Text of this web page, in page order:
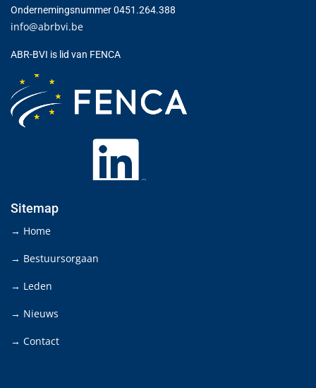
Ondernemingsnummer 0451.264.388
info@abrbvi.be
ABR-BVI is lid van FENCA
Sitemap
→ Home
→ Bestuursorgaan
→ Leden
→ Nieuws
→ Contact